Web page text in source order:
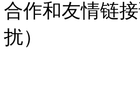
合作和友情链
扰）